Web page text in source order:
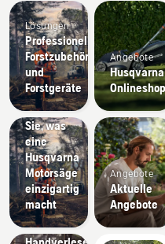
Lösungen
Professionelles
Forstzubehör
und
Forstgeräte
Erleben
Sie, was
eine
Husqvarna
Motorsäge
einzigartig
macht
Produkte
&
Innovationen
Husqvarna-
Schutzkleidung:
Angebote
Husqvarna
Onlineshop
Angebote
Aktuelle
Angebote